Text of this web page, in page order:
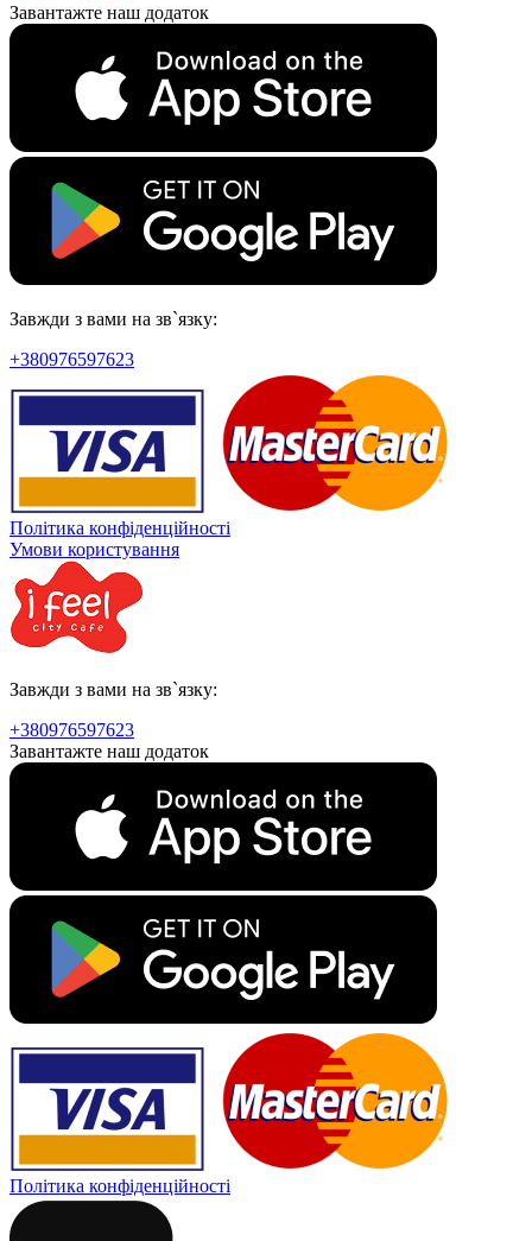
Завантажте наш додаток
Завжди з вами на зв`язку:
+380976597623
Політика конфіденційності
Умови користування
Завжди з вами на зв`язку:
+380976597623
Завантажте наш додаток
Політика конфіденційності